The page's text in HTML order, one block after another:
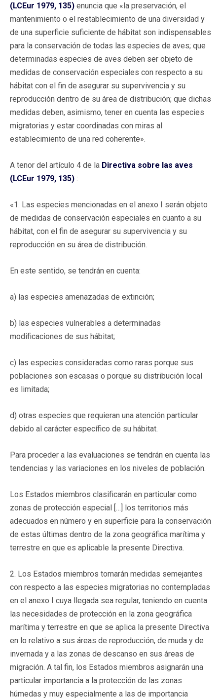
(LCEur 1979, 135) enuncia que «la preservación, el
mantenimiento o el restablecimiento de una diversidad y
de una superficie suficiente de hábitat son indispensables
para la conservación de todas las especies de aves; que
determinadas especies de aves deben ser objeto de
medidas de conservación especiales con respecto a su
hábitat con el fin de asegurar su supervivencia y su
reproducción dentro de su área de distribución; que dichas
medidas deben, asimismo, tener en cuenta las especies
migratorias y estar coordinadas con miras al
establecimiento de una red coherente».
A tenor del artículo 4 de la Directiva sobre las aves
(LCEur 1979, 135) :
«1. Las especies mencionadas en el anexo I serán objeto
de medidas de conservación especiales en cuanto a su
hábitat, con el fin de asegurar su supervivencia y su
reproducción en su área de distribución.
En este sentido, se tendrán en cuenta:
a) las especies amenazadas de extinción;
b) las especies vulnerables a determinadas
modificaciones de sus hábitat;
c) las especies consideradas como raras porque sus
poblaciones son escasas o porque su distribución local
es limitada;
d) otras especies que requieran una atención particular
debido al carácter específico de su hábitat.
Para proceder a las evaluaciones se tendrán en cuenta las
tendencias y las variaciones en los niveles de población.
Los Estados miembros clasificarán en particular como
zonas de protección especial […] los territorios más
adecuados en número y en superficie para la conservación
de estas últimas dentro de la zona geográfica marítima y
terrestre en que es aplicable la presente Directiva.
2. Los Estados miembros tomarán medidas semejantes
con respecto a las especies migratorias no contempladas
en el anexo I cuya llegada sea regular, teniendo en cuenta
las necesidades de protección en la zona geográfica
marítima y terrestre en que se aplica la presente Directiva
en lo relativo a sus áreas de reproducción, de muda y de
invernada y a las zonas de descanso en sus áreas de
migración. A tal fin, los Estados miembros asignarán una
particular importancia a la protección de las zonas
húmedas y muy especialmente a las de importancia